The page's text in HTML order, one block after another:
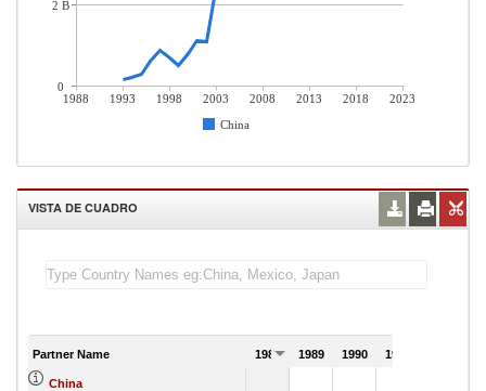
1988 1993 1998 2003 2008 2013 2018
2023
China
2 B
0
VISTA DE CUADRO
Partner Name 1988 1989 1990 1991
China